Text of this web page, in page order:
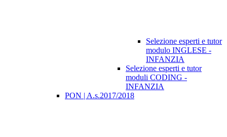
Selezione esperti e tutor
modulo INGLESE -
INFANZIA
Selezione esperti e tutor
moduli CODING -
INFANZIA
PON | A.s.2017/2018